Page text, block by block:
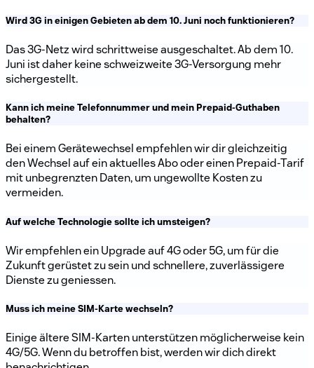
Wird 3G in einigen Gebieten ab dem 10. Juni noch funktionieren?
Das 3G-Netz wird schrittweise ausgeschaltet. Ab dem 10.
Juni ist daher keine schweizweite 3G-Versorgung mehr
sichergestellt.
Kann ich meine Telefonnummer und mein Prepaid-Guthaben
behalten?
Bei einem Gerätewechsel empfehlen wir dir gleichzeitig
den Wechsel auf ein aktuelles Abo oder einen Prepaid-Tarif
mit unbegrenzten Daten, um ungewollte Kosten zu
vermeiden.
Auf welche Technologie sollte ich umsteigen?
Wir empfehlen ein Upgrade auf 4G oder 5G, um für die
Zukunft gerüstet zu sein und schnellere, zuverlässigere
Dienste zu geniessen.
Muss ich meine SIM-Karte wechseln?
Einige ältere SIM-Karten unterstützen möglicherweise kein
4G/5G. Wenn du betroffen bist, werden wir dich direkt